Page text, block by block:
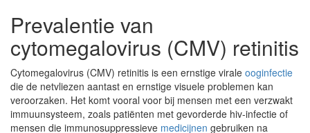
Prevalentie van
cytomegalovirus (CMV) retinitis
Cytomegalovirus (CMV) retinitis is een ernstige virale ooginfectie
die de netvliezen aantast en ernstige visuele problemen kan
veroorzaken. Het komt vooral voor bij mensen met een verzwakt
immuunsysteem, zoals patiënten met gevorderde hiv-infectie of
mensen die immunosuppressieve medicijnen gebruiken na